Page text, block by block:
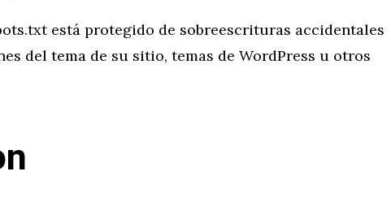
está protegido de sobreescrituras accidentales
del tema de su sitio, temas de WordPress u otros